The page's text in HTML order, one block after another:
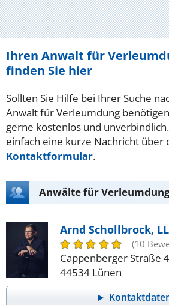
Ihren Anwalt für
finden Sie hier
Sollten Sie Hilfe bei Ihrer Suche
Anwalt für Verleumdung
gerne kostenlos und
einfach eine kurze Nachricht über
Kontaktformular.
Anwälte für
Arnd Schollbrock,
(10
Cappenberger Straße
44534 Lünen